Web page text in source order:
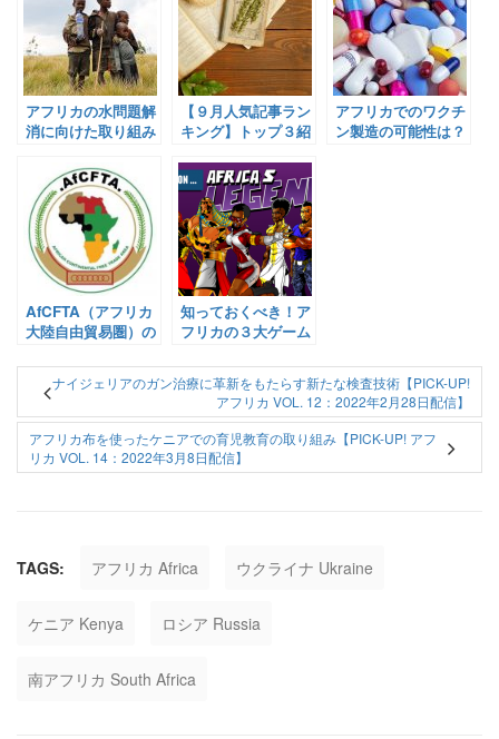
アフリカの水問題解
消に向けた取り組み
り？ 【Pick-Up! ア
フリカ Vol. 22：
2022年4月07日配
信】
【９月人気記事ラン
キング】トップ３紹
アフリカでのワクチ
ン製造の可能性は？
AfCFTA（アフリカ
大陸自由貿易圏）の
アフリカ Vol. 165：
2021年5月17日配
信】
知っておくべき！ア
フリカの３大ゲーム
タメウィーク第四
弾》【面白記事 Vol.
131: 2020年9月10日
配信】
ナイジェリアのガン治療に革新をもたらす新たな検査技術【PICK-UP!
アフリカ VOL. 12：2022年2月28日配信】
アフリカ布を使ったケニアでの育児教育の取り組み【PICK-UP! アフ
リカ VOL. 14：2022年3月8日配信】
TAGS: アフリカ Africa ウクライナ Ukraine
ケニア Kenya ロシア Russia
南アフリカ South Africa